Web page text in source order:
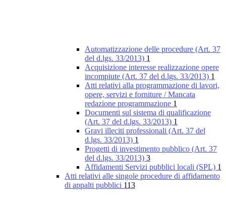
Automatizzazione delle procedure (Art. 37
del d.lgs. 33/2013) 1
Acquisizione interesse realizzazione opere
incompiute (Art. 37 del d.lgs. 33/2013) 1
Atti relativi alla programmazione di lavori,
opere, servizi e forniture / Mancata
redazione programmazione 1
Documenti sul sistema di qualificazione
(Art. 37 del d.lgs. 33/2013) 1
Gravi illeciti professionali (Art. 37 del
d.lgs. 33/2013) 1
Progetti di investimento pubblico (Art. 37
del d.lgs. 33/2013) 3
Affidamenti Servizi pubblici locali (SPL) 1
Atti relativi alle singole procedure di affidamento
di appalti pubblici 113